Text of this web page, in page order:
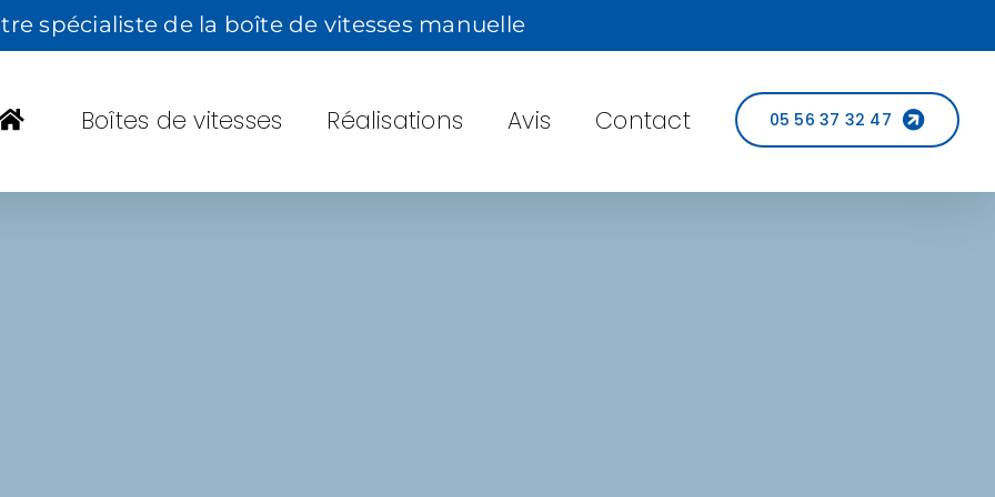
spécialiste de la boîte de vitesses manuelle
Boîtes de vitesses Réalisations Avis Contact 05 56 37 32 47